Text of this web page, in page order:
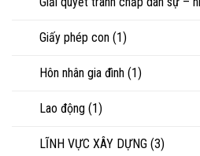
Giấy phép con (1)
Hôn nhân gia đình (1)
Lao động (1)
LĨNH VỰC XÂY DỰNG (3)